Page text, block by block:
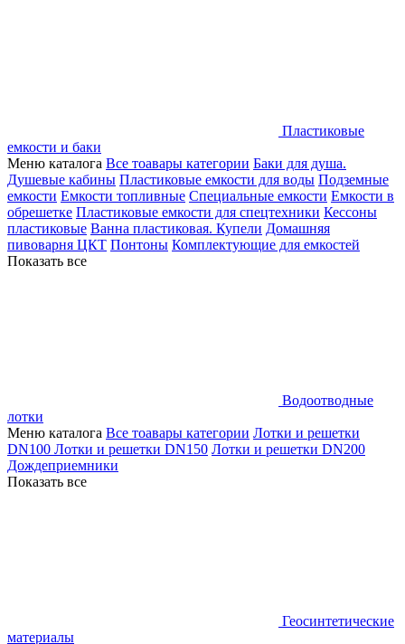
Пластиковые
емкости и баки
Меню каталога Все тоавары категории Баки для душа.
Душевые кабины Пластиковые емкости для воды Подземные
емкости Емкости топливные Специальные емкости Емкости в
обрешетке Пластиковые емкости для спецтехники Кессоны
пластиковые Ванна пластиковая. Купели Домашняя
пивоварня ЦКТ Понтоны Комплектующие для емкостей
Показать все
Водоотводные
лотки
Меню каталога Все тоавары категории Лотки и решетки
DN100 Лотки и решетки DN150 Лотки и решетки DN200
Дождеприемники
Показать все
Геосинтетические
материалы